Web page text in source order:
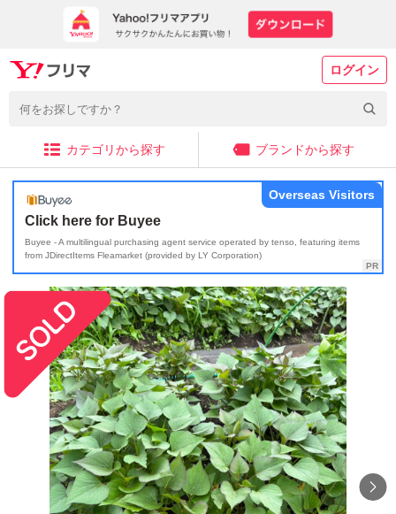
ログイン
カテゴリから探す ブランドから探す
Click here for Buyee
Buyee - A multilingual purchasing agent service operated by tenso, featuring items
from JDirectItems Fleamarket (provided by LY Corporation)
Overseas Visitors